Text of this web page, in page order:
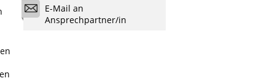
E-Mail an
Ansprechpartner/in